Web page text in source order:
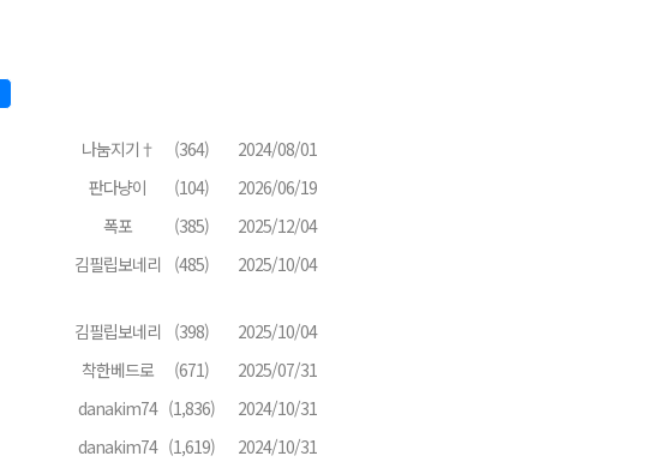
나눔지기† (364) 2024/08/01
판다냥이 (104) 2026/06/19
폭포 (385) 2025/12/04
김필립보네리 (485) 2025/10/04
김필립보네리 (398) 2025/10/04
착한베드로 (671) 2025/07/31
danakim74 (1,836) 2024/10/31
danakim74 (1,619) 2024/10/31